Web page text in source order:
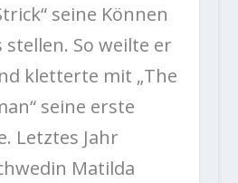
seine Können
So weilte er
kletterte mit „The
seine erste
Letztes Jahr
Matilda